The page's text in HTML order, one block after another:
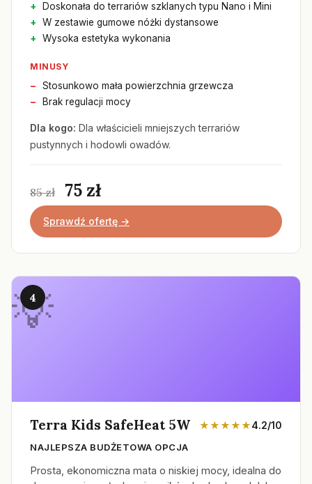
Doskonała do terrariów szklanych typu Nano i Mini
W zestawie gumowe nóżki dystansowe
Wysoka estetyka wykonania
MINUSY
Stosunkowo mała powierzchnia grzewcza
Brak regulacji mocy
Dla kogo: Dla właścicieli mniejszych terrariów
pustynnych i hodowli owadów.
85 zł 75 zł
Sprawdź ofertę →
4
Terra Kids SafeHeat 5W ★★★★★4.2/10
NAJLEPSZA BUDŻETOWA OPCJA
Prosta, ekonomiczna mata o niskiej mocy, idealna do